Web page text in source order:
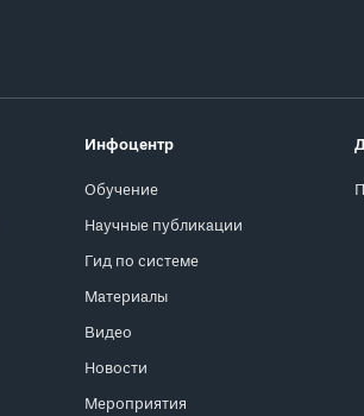
Инфоцентр
Обучение
Научные публикации
Гид по системе
Материалы
Видео
Новости
Мероприятия